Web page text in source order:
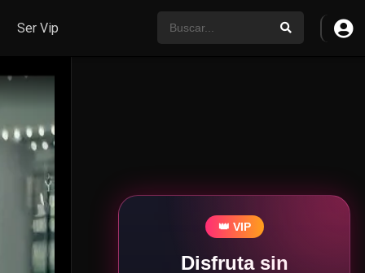
Ser Vip
👑 VIP
Disfruta sin